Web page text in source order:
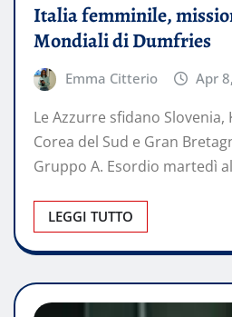
Italia femminile,
Mondiali di Dumfries
Emma Citterio Apr
Le Azzurre sfidano Slovenia,
Corea del Sud e Gran
Gruppo A. Esordio martedì
LEGGI TUTTO